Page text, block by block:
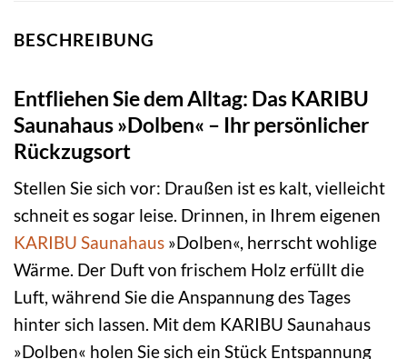
BESCHREIBUNG
Entfliehen Sie dem Alltag: Das KARIBU
Saunahaus »Dolben« – Ihr persönlicher
Rückzugsort
Stellen Sie sich vor: Draußen ist es kalt, vielleicht
schneit es sogar leise. Drinnen, in Ihrem eigenen
KARIBU Saunahaus »Dolben«, herrscht wohlige
Wärme. Der Duft von frischem Holz erfüllt die
Luft, während Sie die Anspannung des Tages
hinter sich lassen. Mit dem KARIBU Saunahaus
»Dolben« holen Sie sich ein Stück Entspannung